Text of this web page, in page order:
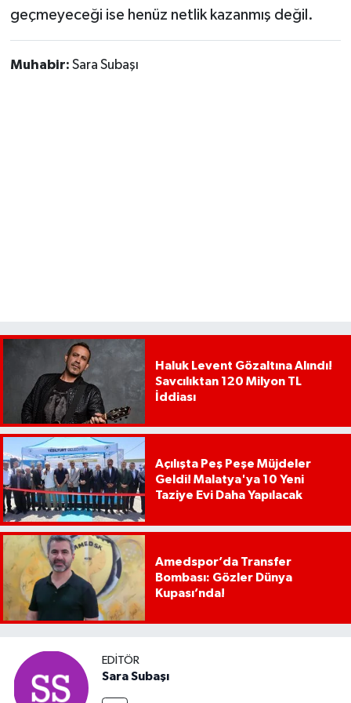
geçmeyeceği ise henüz netlik kazanmış değil.
Muhabir: Sara Subaşı
Haluk Levent Gözaltına Alındı!
Savcılıktan 120 Milyon TL
İddiası
Açılışta Peş Peşe Müjdeler
Geldi! Malatya'ya 10 Yeni
Taziye Evi Daha Yapılacak
Amedspor’da Transfer
Bombası: Gözler Dünya
Kupası’nda!
EDITÖR
Sara Subaşı